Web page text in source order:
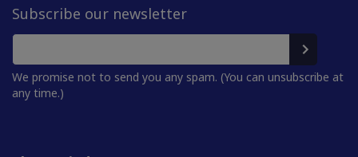
Subscribe our newsletter
We promise not to send you any spam. (You can unsubscribe at
any time.)